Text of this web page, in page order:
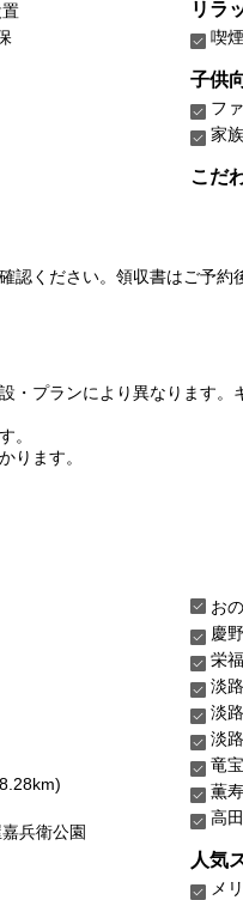
リラ
喫
子供
フ
家
こだ
認ください。領収書はご予
・プランにより異なります
。
ります。
兵衛公園
お
慶
栄
淡
淡
淡
竜
薫
高
人気
メ